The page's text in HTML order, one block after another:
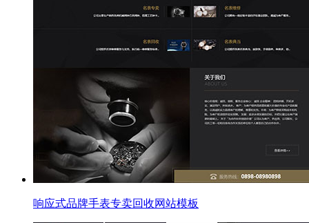
响应式品牌手表专卖回收网站模板